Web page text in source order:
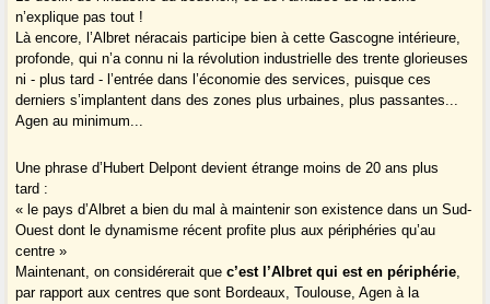
n’explique pas tout !
Là encore, l’Albret néracais participe bien à cette Gascogne intérieure,
profonde, qui n’a connu ni la révolution industrielle des trente glorieuses
ni - plus tard - l’entrée dans l’économie des services, puisque ces
derniers s’implantent dans des zones plus urbaines, plus passantes...
Agen au minimum...
Une phrase d’Hubert Delpont devient étrange moins de 20 ans plus
tard :
« le pays d’Albret a bien du mal à maintenir son existence dans un Sud-
Ouest dont le dynamisme récent profite plus aux périphéries qu’au
centre »
Maintenant, on considérerait quec’est l’Albret qui est en périphérie,
par rapport aux centres que sont Bordeaux, Toulouse, Agen à la